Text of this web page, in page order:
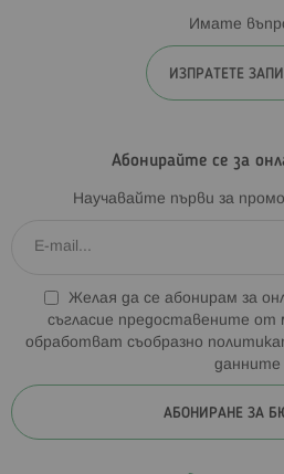
Имате
ИЗПРАТЕТЕ
Абонирайте се за
Научавайте първи за
Желая да се абонирам за
съгласие предоставените от
обработват съобразно
данните
АБОНИРАНЕ ЗА